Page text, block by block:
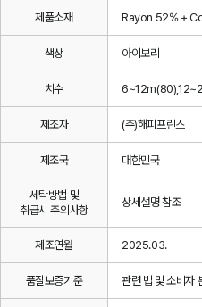
제품소재 Rayon 52% +
색상 아이보리
치수
제조자 (주)해피프린스
제조국 대한민국
세탁방법 및
취급시 주의사항
상세설명 참조
제조연월 2025.03.
품질보증기준 관련 법 및 소비자